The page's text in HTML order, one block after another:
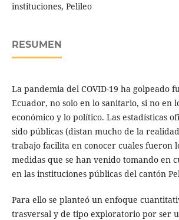
instituciones, Pelileo
RESUMEN
La pandemia del COVID-19 ha golpeado
Ecuador, no solo en lo sanitario, si no en
económico y lo político. Las estadísticas
sido públicas (distan mucho de la
trabajo facilita en conocer cuales fueron
medidas que se han venido tomando en
en las instituciones públicas del cantón
Para ello se planteó un enfoque
trasversal y de tipo exploratorio por ser